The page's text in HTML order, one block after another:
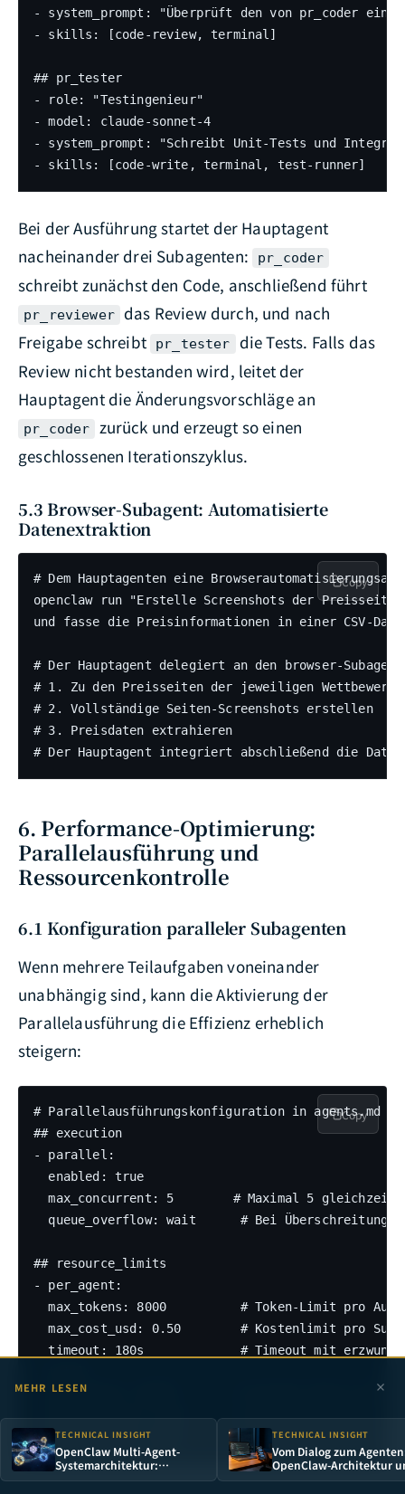
- system_prompt: "Überprüft den von pr_coder
- skills: [code-review, terminal]
## pr_tester
- role: "Testingenieur"
- model: claude-sonnet-4
- system_prompt: "Schreibt Unit-Tests und
- skills: [code-write, terminal, test-runner]
Bei der Ausführung startet der Hauptagent
nacheinander drei Subagenten:
pr_coder
schreibt zunächst den Code, anschließend führt
pr_reviewer
das Review durch, und nach
Freigabe schreibt
pr_tester
die Tests. Falls das
Review nicht bestanden wird, leitet der
Hauptagent die Änderungsvorschläge an
pr_coder
zurück und erzeugt so einen
geschlossenen Iterationszyklus.
5.3 Browser-Subagent: Automatisierte
Datenextraktion
# Dem Hauptagenten eine
openclaw run "Erstelle Screenshots der Preisseiten
und fasse die Preisinformationen in einer CSV-Datei
# Der Hauptagent delegiert an den browser-
# 1. Zu den Preisseiten der jeweiligen
# 2. Vollständige Seiten-Screenshots erstellen
# 3. Preisdaten extrahieren
# Der Hauptagent integriert abschließend die
Copy
6. Performance-Optimierung:
Parallelausführung und
Ressourcenkontrolle
6.1 Konfiguration paralleler Subagenten
Wenn mehrere Teilaufgaben voneinander
unabhängig sind, kann die Aktivierung der
Parallelausführung die Effizienz erheblich
steigern:
# Parallelausführungskonfiguration in agents.md
## execution
- parallel:
  enabled: true
max_concurrent: 5        # Maximal 5
queue_overflow: wait      # Bei Überschreitung
## resource_limits
- per_agent:
max_tokens: 8000          # Token-Limit pro
max_cost_usd: 0.50        # Kostenlimit pro
timeout: 180s             # Timeout mit
max_tokens: 50000         # Gesamt-Token-Limit
max_cost_usd: 5.00        # Gesamtkostenlimit
max_duration: 600s        # Gesamtzeitlimit der
Copy
MEHR LESEN
TECHNICAL INSIGHT
OpenClaw Multi-Agent-
Systemarchitektur:
Vollständiger technischer
TECHNICAL INSIGHT
Vom Dialog zum
OpenClaw-Architektur
vollständiger Praxis-